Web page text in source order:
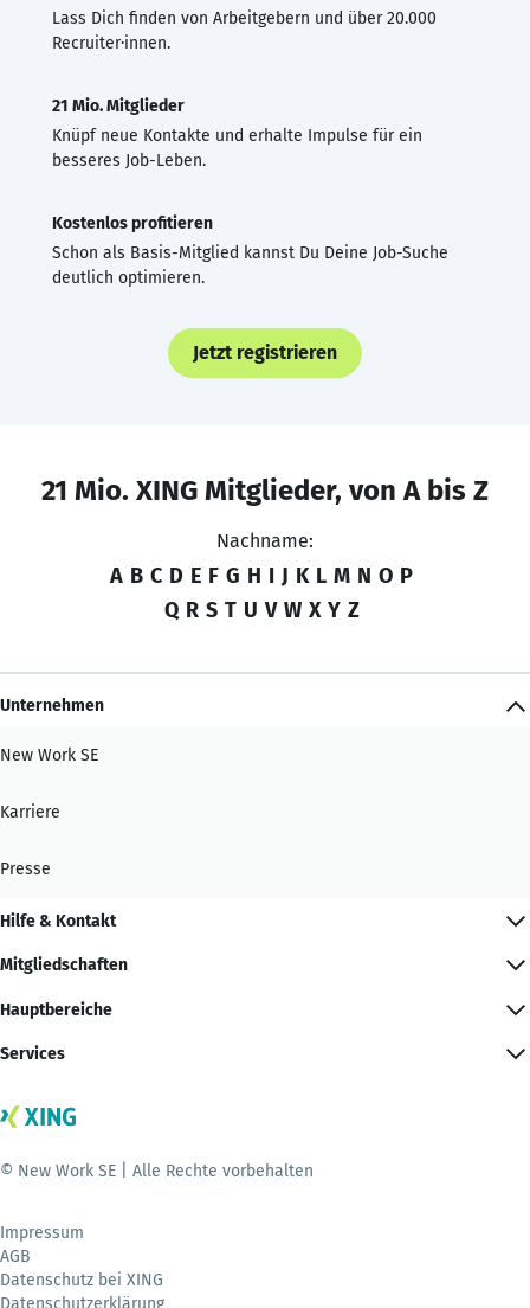
Lass Dich finden von Arbeitgebern und über 20.000
Recruiter·innen.
21 Mio. Mitglieder
Knüpf neue Kontakte und erhalte Impulse für ein
besseres Job-Leben.
Kostenlos profitieren
Schon als Basis-Mitglied kannst Du Deine Job-Suche
deutlich optimieren.
Jetzt registrieren
21 Mio. XING Mitglieder, von A bis Z
Nachname:
A B C D E F G H I J K L M N O P
Q R S T U V W X Y Z
Unternehmen
New Work SE
Karriere
Presse
Hilfe & Kontakt
Mitgliedschaften
Hauptbereiche
Services
© New Work SE | Alle Rechte vorbehalten
Impressum
AGB
Datenschutz bei XING
Datenschutzerklärung